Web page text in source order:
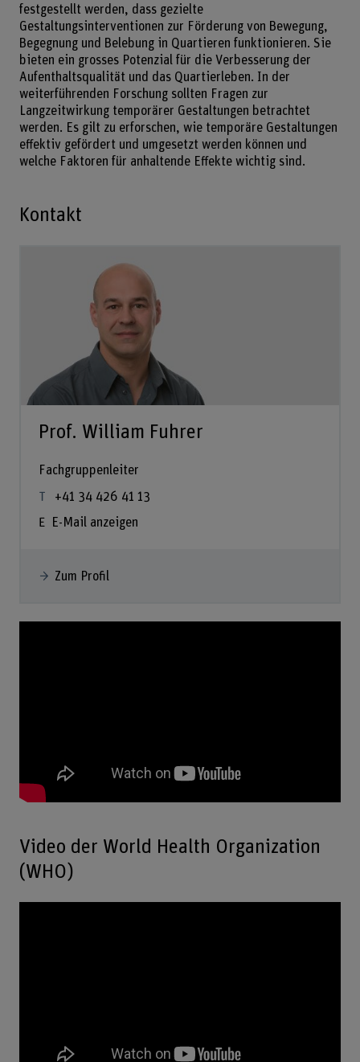
festgestellt werden, dass gezielte
Gestaltungsinterventionen zur Förderung von Bewegung,
Begegnung und Belebung in Quartieren funktionieren. Sie
bieten ein grosses Potenzial für die Verbesserung der
Aufenthaltsqualität und das Quartierleben. In der
weiterführenden Forschung sollten Fragen zur
Langzeitwirkung temporärer Gestaltungen betrachtet
werden. Es gilt zu erforschen, wie temporäre Gestaltungen
effektiv gefördert und umgesetzt werden können und
welche Faktoren für anhaltende Effekte wichtig sind.
Kontakt
Prof. William Fuhrer
Fachgruppenleiter
+41 34 426 41 13
E-Mail anzeigen
Zum Profil
Video der World Health Organization
(WHO)